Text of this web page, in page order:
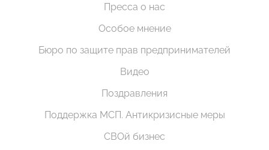
Пресса о нас
Особое мнение
Бюро по защите прав предпринимателей
Видео
Поздравления
Поддержка МСП. Антикризисные меры
СВОй бизнес